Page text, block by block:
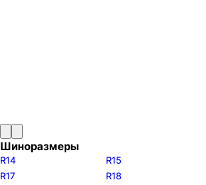
Шиноразмеры
R14 R15
R17
R18